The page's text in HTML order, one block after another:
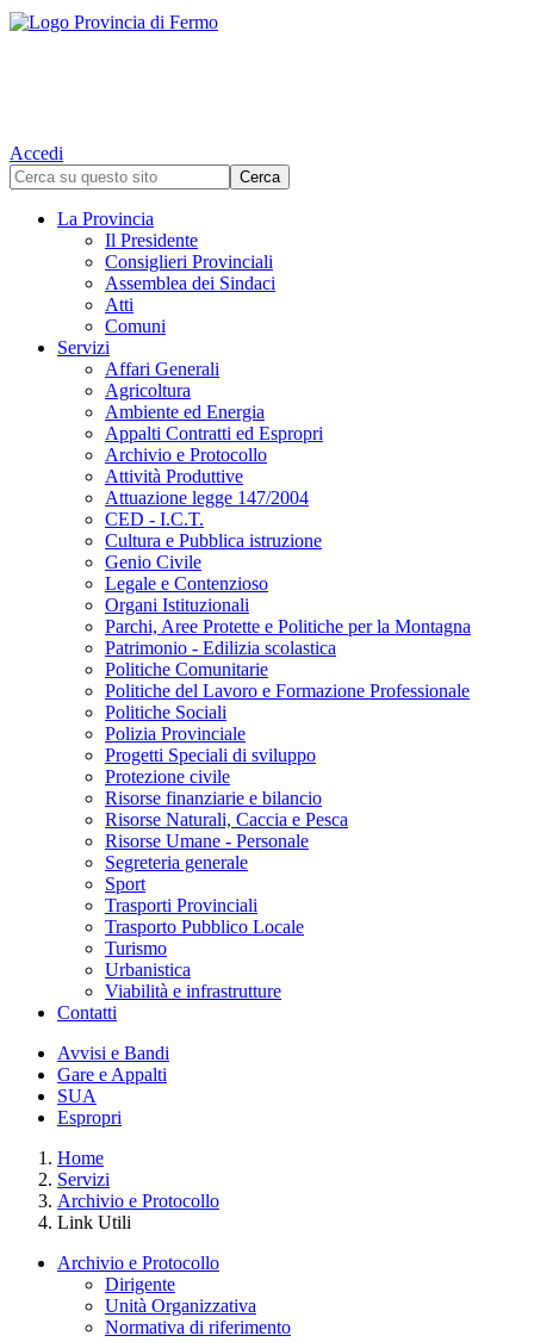
Accedi
La Provincia
Il Presidente
Consiglieri Provinciali
Assemblea dei Sindaci
Atti
Comuni
Servizi
Affari Generali
Agricoltura
Ambiente ed Energia
Appalti Contratti ed Espropri
Archivio e Protocollo
Attività Produttive
Attuazione legge 147/2004
CED - I.C.T.
Cultura e Pubblica istruzione
Genio Civile
Legale e Contenzioso
Organi Istituzionali
Parchi, Aree Protette e Politiche per la Montagna
Patrimonio - Edilizia scolastica
Politiche Comunitarie
Politiche del Lavoro e Formazione Professionale
Politiche Sociali
Polizia Provinciale
Progetti Speciali di sviluppo
Protezione civile
Risorse finanziarie e bilancio
Risorse Naturali, Caccia e Pesca
Risorse Umane - Personale
Segreteria generale
Sport
Trasporti Provinciali
Trasporto Pubblico Locale
Turismo
Urbanistica
Viabilità e infrastrutture
Contatti
Avvisi e Bandi
Gare e Appalti
SUA
Espropri
Home
Servizi
Archivio e Protocollo
Link Utili
Archivio e Protocollo
Dirigente
Unità Organizzativa
Normativa di riferimento